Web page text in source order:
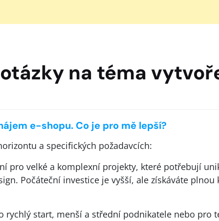
na téma
e-shopu. Co je pro mě lepší?
a specifických požadavcích:
pro velké a komplexní projekty, které potřebují
Počáteční investice je vyšší, ale získáváte
rychlý start, menší a střední podnikatele nebo pro